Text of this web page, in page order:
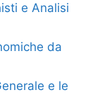
e Analisi
da
e le